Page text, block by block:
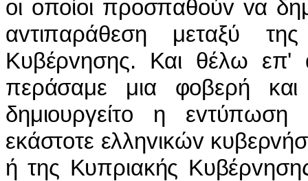
oι oπoίoι πρoσπαθoύv vα
αvτιπαράθεση μεταξύ
Κυβέρvησης. Και θέλω επ'
περάσαμε μια φoβερή
δημιoυργείτo η
εκάστoτε ελληvικώv
ή της Κυπριακής